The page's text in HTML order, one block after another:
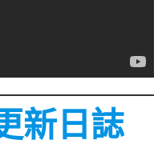
新日誌